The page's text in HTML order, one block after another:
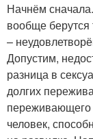
Начнём
вообще
–
Допустим,
разница в
долгих
переживающего
человек,